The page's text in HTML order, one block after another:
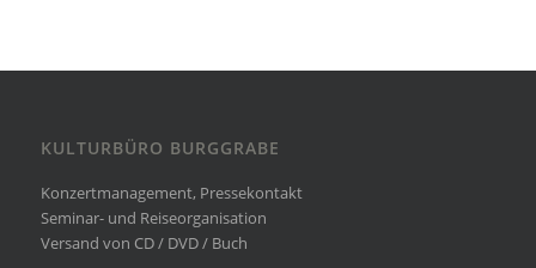
KULTURBÜRO BURGGRABE
Konzertmanagement, Pressekontakt
Seminar- und Reiseorganisation
Versand von CD / DVD / Buch